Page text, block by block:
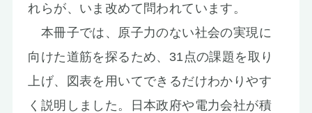
れらが、いま改めて問われています。
本冊子では、原子力のない社会の実現に
向けた道筋を探るため、31点の課題を取り
上げ、図表を用いてできるだけわかりやす
く説明しました。日本政府や電力会社が積